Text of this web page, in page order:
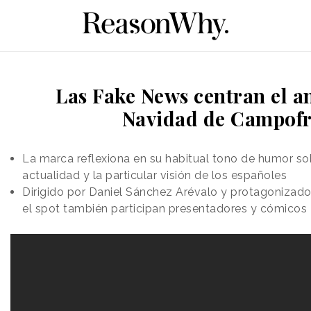
Las Fake News centran el
Navidad de
La marca reflexiona en su habitual tono de humor
actualidad y la particular visión de los españoles
Dirigido por Daniel Sánchez Arévalo y
el spot también participan presentadores y cómicos